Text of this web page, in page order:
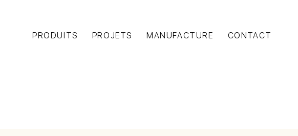
PRODUITS PROJETS MANUFACTURE CONTACT